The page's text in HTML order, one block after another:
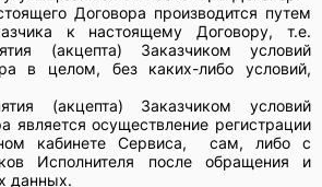
Договора производится путем
к настоящему Договору, т.е.
(акцепта) Заказчиком условий
в целом, без каких-либо условий,
(акцепта) Заказчиком условий
является осуществление регистрации
кабинете Сервиса, сам, либо с
Исполнителя после обращения и
данных.